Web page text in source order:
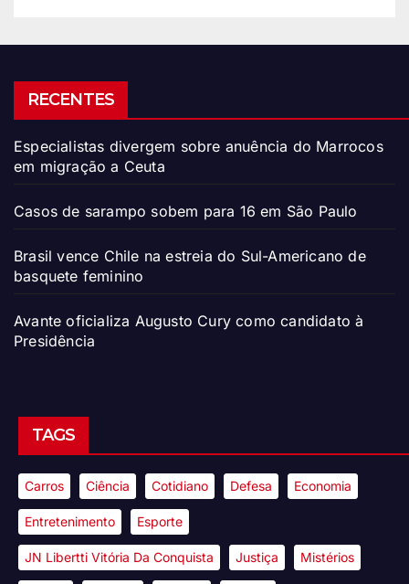
RECENTES
Especialistas divergem sobre anuência do Marrocos
em migração a Ceuta
Casos de sarampo sobem para 16 em São Paulo
Brasil vence Chile na estreia do Sul-Americano de
basquete feminino
Avante oficializa Augusto Cury como candidato à
Presidência
TAGS
Carros Ciência Cotidiano Defesa Economia
Entretenimento Esporte
JN Libertti Vitória Da Conquista Justiça Mistérios